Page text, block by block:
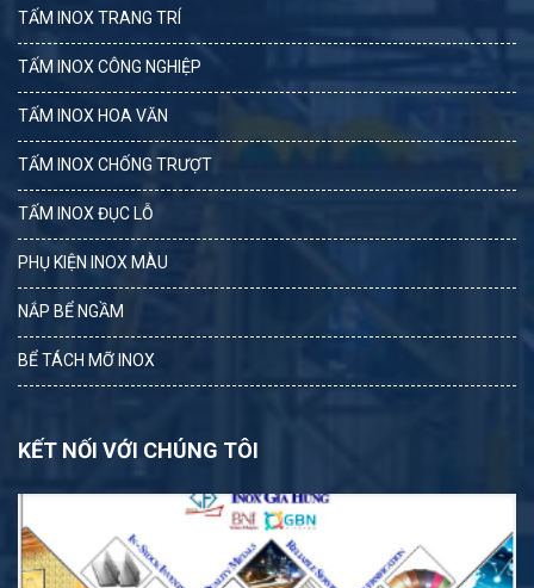
TẤM INOX TRANG TRÍ
TẤM INOX CÔNG NGHIỆP
TẤM INOX HOA VĂN
TẤM INOX CHỐNG TRƯỢT
TẤM INOX ĐỤC LỖ
PHỤ KIỆN INOX MÀU
NẮP BỂ NGẦM
BỂ TÁCH MỠ INOX
KẾT NỐI VỚI CHÚNG TÔI